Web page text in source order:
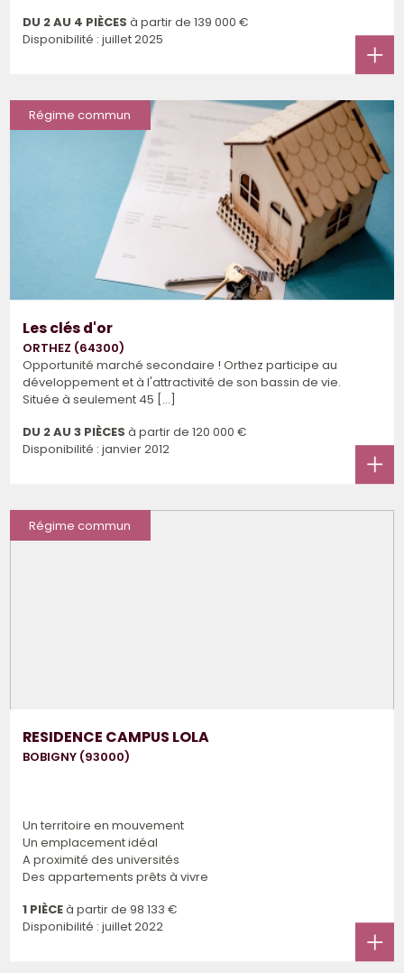
DU 2 AU 4 PIÈCES à partir de 139 000 €
Disponibilité : juillet 2025
Régime commun
Les clés d'or
ORTHEZ (64300)
Opportunité marché secondaire ! Orthez participe au
développement et à l'attractivité de son bassin de vie.
Située à seulement 45 [...]
DU 2 AU 3 PIÈCES à partir de 120 000 €
Disponibilité : janvier 2012
Régime commun
RESIDENCE CAMPUS LOLA
BOBIGNY (93000)
Un territoire en mouvement
Un emplacement idéal
A proximité des universités
Des appartements prêts à vivre
1 PIÈCEà partir de 98 133 €
Disponibilité : juillet 2022